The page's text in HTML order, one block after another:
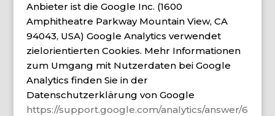
Anbieter ist die Google Inc. (1600
Amphitheatre Parkway Mountain View, CA
94043, USA) Google Analytics verwendet
zielorientierten Cookies. Mehr Informationen
zum Umgang mit Nutzerdaten bei Google
Analytics finden Sie in der
Datenschutzerklärung von Google
https://support.google.com/analytics/answer/6